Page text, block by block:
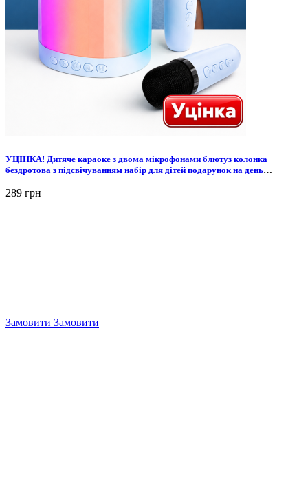
УЦІНКА! Дитяче караоке з двома мікрофонами блютуз колонка
бездротова з підсвічуванням набір для дітей подарунок на день
289 грн
Замовити Замовити